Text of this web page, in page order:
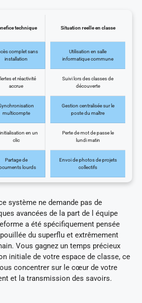
technique Situation reelle en classe
complet sans
installation
Utilisation en salle
informatique commune
et réactivité
accrue
Suivi lors des classes de
découverte
multicompte
Gestion centralisée sur le
poste du maître
en un
clic
Perte de mot de passe le
lundi matin
Partage de
lourds
Envoi de photos de projets
collectifs
système ne demande pas de
avancées de la part de l équipe
a été spécifiquement pensée
du superflu et extrêmement
Vous gagnez un temps précieux
initiale de votre espace de classe, ce
concentrer sur le cœur de votre
et la transmission des savoirs.